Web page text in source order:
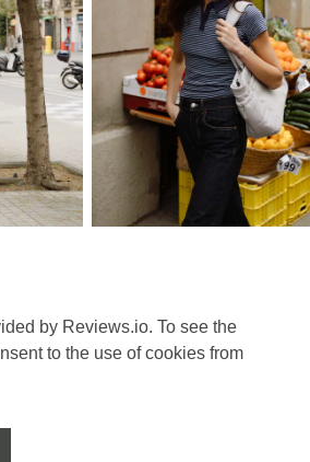
by Reviews.io. To see the
to the use of cookies from